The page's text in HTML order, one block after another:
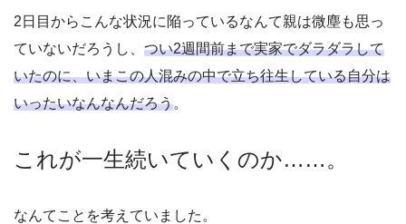
2日目からこんな状況に陥っているなんて親は微塵も思っ
ていないだろうし、 つい2週間前まで実家でダラダラして
いたのに、いまこの人混みの中で立ち往生している自分は
いったいなんなんだろう。
これが一生続いていくのか……。
なんてことを考えていました。